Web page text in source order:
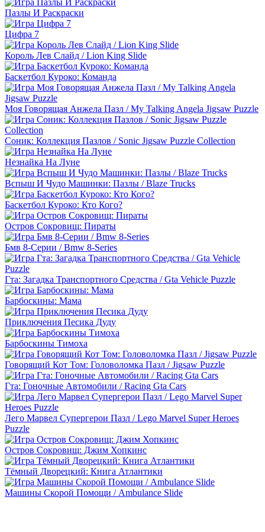
Пазлы И Раскраски
Цифра 7
Король Лев Слайд / Lion King Slide
Баскетбол Куроко: Команда
Моя Говорящая Анжела Пазл / My Talking Angela Jigsaw Puzzle
Соник: Коллекция Пазлов / Sonic Jigsaw Puzzle Collection
Незнайка На Луне
Вспыш И Чудо Машинки: Пазлы / Blaze Trucks
Баскетбол Куроко: Кто Кого?
Остров Сокровищ: Пираты
Бмв 8-Серии / Bmw 8-Series
Гта: Загадка Транспортного Средства / Gta Vehicle Puzzle
Барбоскины: Мама
Приключения Песика Дуду
Барбоскины Тимоха
Говорящий Кот Том: Головоломка Пазл / Jigsaw Puzzle
Гта: Гоночные Автомобили / Racing Gta Cars
Лего Марвел Супергерои Пазл / Lego Marvel Super Heroes
Puzzle
Остров Сокровищ: Джим Хопкинс
Тёмный Дворецкий: Книга Атлантики
Машины Скорой Помощи / Ambulance Slide